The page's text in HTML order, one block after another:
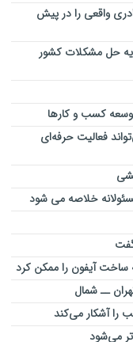
واقعی را در پیش
حل مشکلات کشور
کسب‌ و کارها
فعالیت حرفه‌ای
خلاصه می شود
ساخت آیفون را ممکن کرد
ــ شمال
می‌شود